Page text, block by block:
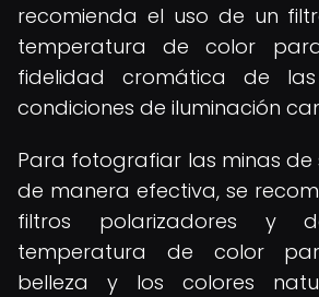
recomienda el uso de un
temperatura de color
fidelidad cromática de
condiciones de iluminación
Para fotografiar las minas de
de manera efectiva, se
filtros polarizadores y
temperatura de color
belleza y los colores